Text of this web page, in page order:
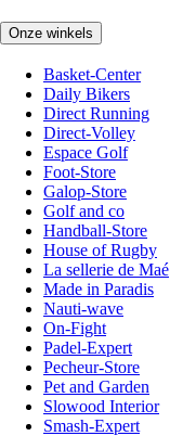
Onze winkels
Basket-Center
Daily Bikers
Direct Running
Direct-Volley
Espace Golf
Foot-Store
Galop-Store
Golf and co
Handball-Store
House of Rugby
La sellerie de Maé
Made in Paradis
Nauti-wave
On-Fight
Padel-Expert
Pecheur-Store
Pet and Garden
Slowood Interior
Smash-Expert